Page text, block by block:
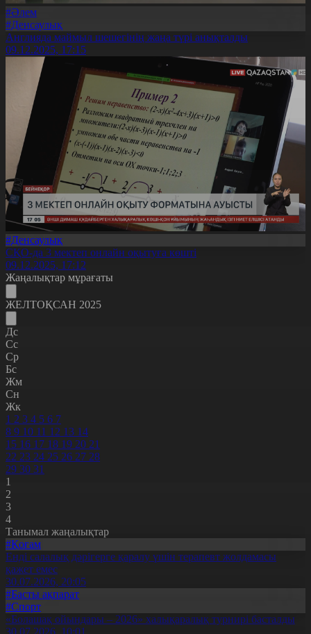
#Әлем
#Денсаулық
Англияда маймыл шешегінің жаңа түрі анықталды
09.12.2025, 17:15
#Денсаулық
СҚО-да 3 мектеп онлайн оқытуға көшті
09.12.2025, 17:12
Жаңалықтар мұрағаты
ЖЕЛТОҚСАН 2025
Дс
Сс
Ср
Бс
Жм
Сн
Жк
1 2 3 4 5 6 7
8 9 10 11 12 13 14
15 16 17 18 19 20 21
22 23 24 25 26 27 28
29 30 31
1
2
3
4
Танымал жаңалықтар
#Қоғам
Енді салалық дәрігерге қаралу үшін терапевт жолдамасы
қажет емес
30.07.2026, 20:05
#Басты ақпарат
#Спорт
«Болашақ ойындары – 2026» халықаралық турнирі басталды
30.07.2026, 10:01